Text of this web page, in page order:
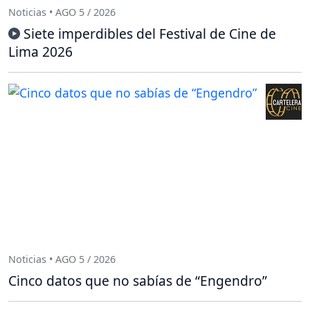
Noticias • AGO 5 / 2026
Siete imperdibles del Festival de Cine de
Lima 2026
Noticias • AGO 5 / 2026
Cinco datos que no sabías de “Engendro”